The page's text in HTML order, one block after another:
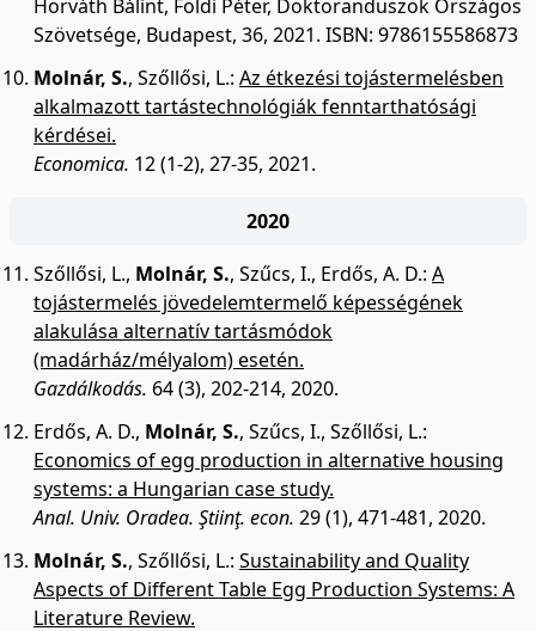
Horváth Bálint, Földi Péter, Doktoranduszok Országos
Szövetsége, Budapest, 36, 2021. ISBN: 9786155586873
Molnár, S., Szőllősi, L.: Az étkezési tojástermelésben
alkalmazott tartástechnológiák fenntarthatósági
kérdései.
Economica. 12 (1-2), 27-35, 2021.
2020
Szőllősi, L., Molnár, S., Szűcs, I., Erdős, A. D.: A
tojástermelés jövedelemtermelő képességének
alakulása alternatív tartásmódok
(madárház/mélyalom) esetén.
Gazdálkodás. 64 (3), 202-214, 2020.
Erdős, A. D., Molnár, S., Szűcs, I., Szőllősi, L.:
Economics of egg production in alternative housing
systems: a Hungarian case study.
Anal. Univ. Oradea. Ştiinţ. econ. 29 (1), 471-481, 2020.
Molnár, S., Szőllősi, L.: Sustainability and Quality
Aspects of Different Table Egg Production Systems: A
Literature Review.